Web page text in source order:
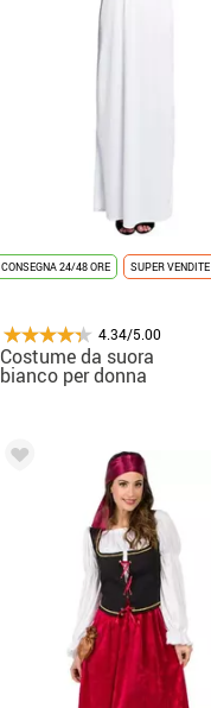
CONSEGNA 24/48 ORE SUPER VENDITE
4.34/5.00
Costume da suora
bianco per donna